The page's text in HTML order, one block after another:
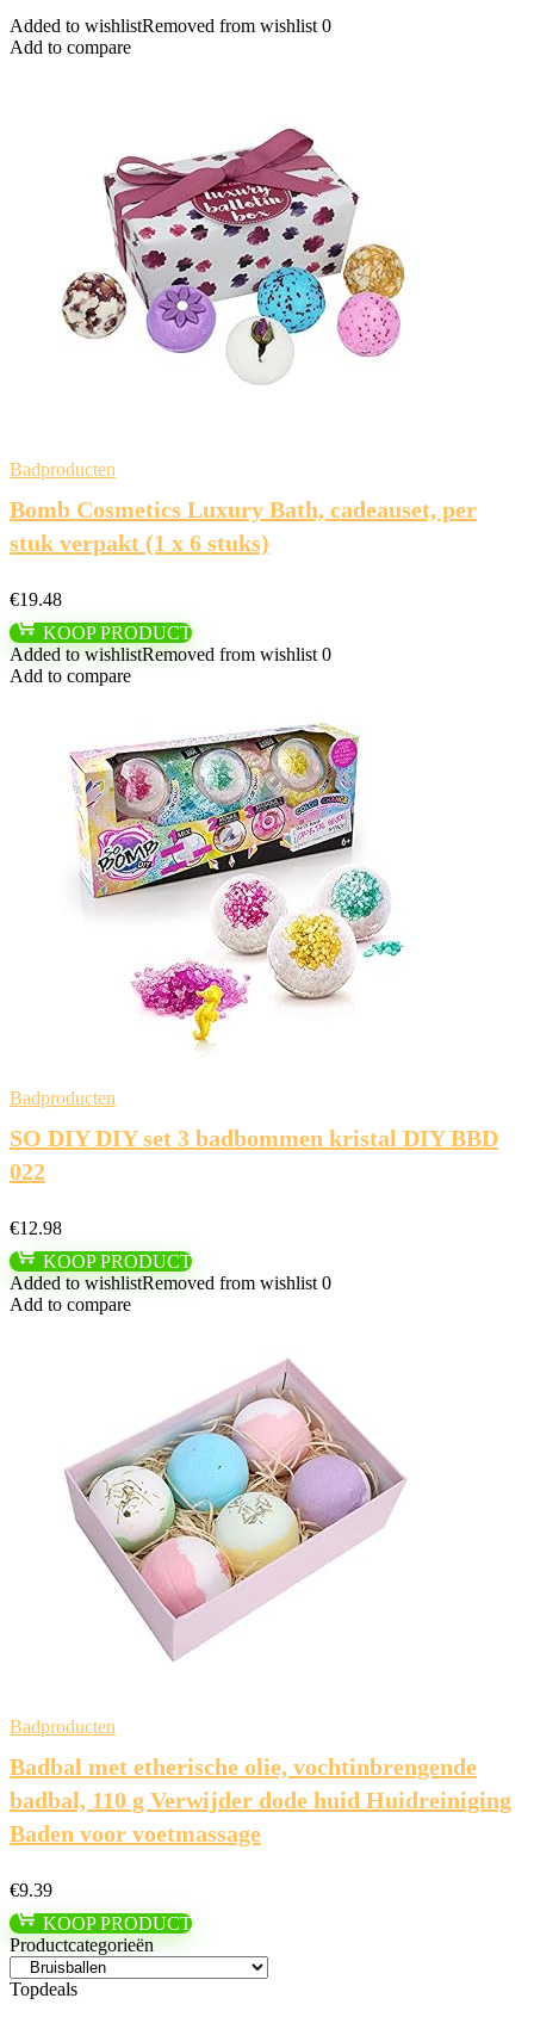
Added to wishlistRemoved from wishlist 0
Add to compare
Badproducten
Bomb Cosmetics Luxury Bath, cadeauset, per
stuk verpakt (1 x 6 stuks)
€19.48
KOOP PRODUCT
Added to wishlistRemoved from wishlist 0
Add to compare
Badproducten
SO DIY DIY set 3 badbommen kristal DIY BBD
022
€12.98
KOOP PRODUCT
Added to wishlistRemoved from wishlist 0
Add to compare
Badproducten
Badbal met etherische olie, vochtinbrengende
badbal, 110 g Verwijder dode huid Huidreiniging
Baden voor voetmassage
€9.39
KOOP PRODUCT
Productcategorieën
Topdeals